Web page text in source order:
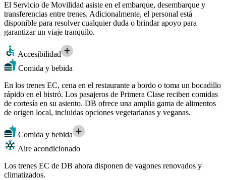
El Servicio de Movilidad asiste en el embarque, desembarque y
transferencias entre trenes. Adicionalmente, el personal está
disponible para resolver cualquier duda o brindar apoyo para
garantizar un viaje tranquilo.
Accesibilidad
Comida y bebida
En los trenes EC, cena en el restaurante a bordo o toma un bocadillo
rápido en el bistró. Los pasajeros de Primera Clase reciben comidas
de cortesía en su asiento. DB ofrece una amplia gama de alimentos
de origen local, incluidas opciones vegetarianas y veganas.
Comida y bebida
Aire acondicionado
Los trenes EC de DB ahora disponen de vagones renovados y
climatizados.